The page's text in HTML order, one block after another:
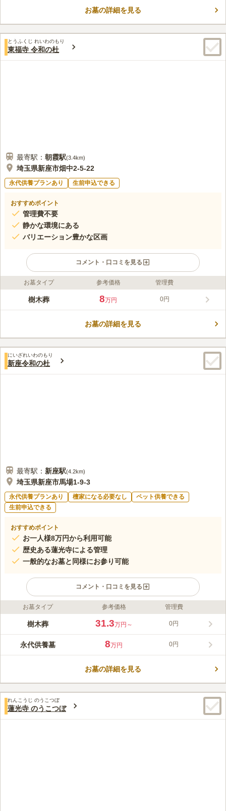
お墓の詳細を見る
とうふくじ れいわのもり
東福寺 令和の杜
最寄駅： 朝霞駅(3.4km)
埼玉県新座市畑中2-5-22
永代供養プランあり 生前申込できる
おすすめポイント
管理費不要
静かな環境にある
バリエーション豊かな区画
コメント・口コミを見る
ライフドット編集部のコメント
埼玉県新座市の東福寺に、緑あふれる樹木葬墓地が完成しまし
理が大変でお困りの方など、お墓への様々な悩みを抱えている方
そのままプランの名称になっています。
口コミ評価
この霊園はまだ誰からも評価されていません。
お墓タイプ 参考価格 管理費
樹木葬 8万円 0円
お墓の詳細を見る
にいざれいわのもり
新座令和の杜
最寄駅： 新座駅(4.2km)
埼玉県新座市馬場1-9-3
永代供養プランあり 檀家になる必要なし
ペット供養できる
生前申込できる
おすすめポイント
お一人様8万円から利用可能
歴史ある蓮光寺による管理
一般的なお墓と同様にお参り可能
コメント・口コミを見る
ライフドット編集部のコメント
新座令和の杜は、真言宗智山派のお寺「蓮光寺」の境内に誕生し
に蓮の花が姿を見せます。樹木葬地は墓域に高さがあり、屈まず
にお墓参りができる設計です。ペットも納骨可能なので、共に過
の継続費用はありません。残されたご家族への金銭的負担を減ら
この霊園はまだ誰からも評価されていません。
お墓タイプ 参考価格 管理費
樹木葬 31.3万円～ 0円
永代供養墓 8万円 0円
お墓の詳細を見る
れんこうじ のうこつぼ
蓮光寺 のうこつぼ